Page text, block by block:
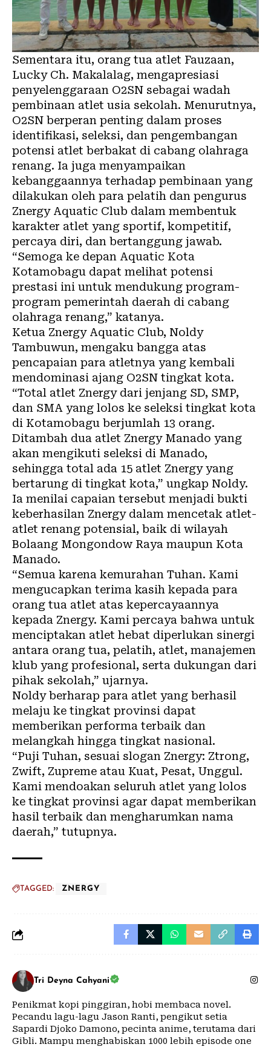
Sementara itu, orang tua atlet Fauzaan,
Lucky Ch. Makalalag, mengapresiasi
penyelenggaraan O2SN sebagai wadah
pembinaan atlet usia sekolah. Menurutnya,
O2SN berperan penting dalam proses
identifikasi, seleksi, dan pengembangan
potensi atlet berbakat di cabang olahraga
renang. Ia juga menyampaikan
kebanggaannya terhadap pembinaan yang
dilakukan oleh para pelatih dan pengurus
Znergy Aquatic Club dalam membentuk
karakter atlet yang sportif, kompetitif,
percaya diri, dan bertanggung jawab.
“Semoga ke depan Aquatic Kota
Kotamobagu dapat melihat potensi
prestasi ini untuk mendukung program-
program pemerintah daerah di cabang
olahraga renang,” katanya.
Ketua Znergy Aquatic Club, Noldy
Tambuwun, mengaku bangga atas
pencapaian para atletnya yang kembali
mendominasi ajang O2SN tingkat kota.
“Total atlet Znergy dari jenjang SD, SMP,
dan SMA yang lolos ke seleksi tingkat kota
di Kotamobagu berjumlah 13 orang.
Ditambah dua atlet Znergy Manado yang
akan mengikuti seleksi di Manado,
sehingga total ada 15 atlet Znergy yang
bertarung di tingkat kota,” ungkap Noldy.
Ia menilai capaian tersebut menjadi bukti
keberhasilan Znergy dalam mencetak atlet-
atlet renang potensial, baik di wilayah
Bolaang Mongondow Raya maupun Kota
Manado.
“Semua karena kemurahan Tuhan. Kami
mengucapkan terima kasih kepada para
orang tua atlet atas kepercayaannya
kepada Znergy. Kami percaya bahwa untuk
menciptakan atlet hebat diperlukan sinergi
antara orang tua, pelatih, atlet, manajemen
klub yang profesional, serta dukungan dari
pihak sekolah,” ujarnya.
Noldy berharap para atlet yang berhasil
melaju ke tingkat provinsi dapat
memberikan performa terbaik dan
melangkah hingga tingkat nasional.
“Puji Tuhan, sesuai slogan Znergy: Ztrong,
Zwift, Zupreme atau Kuat, Pesat, Unggul.
Kami mendoakan seluruh atlet yang lolos
ke tingkat provinsi agar dapat memberikan
hasil terbaik dan mengharumkan nama
daerah,” tutupnya.
TAGGED: ZNERGY
Tri Deyna Cahyani
Penikmat kopi pinggiran, hobi membaca novel.
Pecandu lagu-lagu Jason Ranti, pengikut setia
Sapardi Djoko Damono, pecinta anime, terutama dari
Gibli. Mampu menghabiskan 1000 lebih episode one